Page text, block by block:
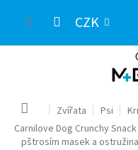
CZK
Domů Zvířata Psi
Carnilove Dog Crunchy
pštrosím masek a